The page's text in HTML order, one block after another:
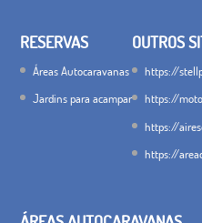
RESERVAS
Áreas Autocaravanas
Jardins para acampar
OUTROS
https://
https://
https://
https://